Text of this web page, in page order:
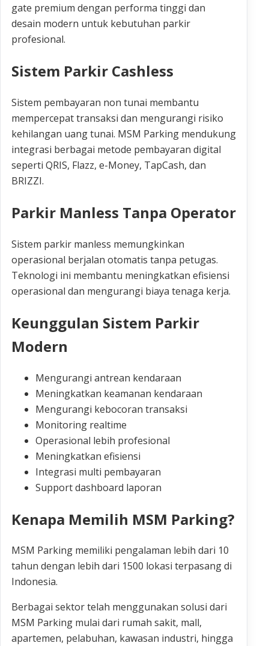
gate premium dengan performa tinggi dan
desain modern untuk kebutuhan parkir
profesional.
Sistem Parkir Cashless
Sistem pembayaran non tunai membantu
mempercepat transaksi dan mengurangi risiko
kehilangan uang tunai. MSM Parking mendukung
integrasi berbagai metode pembayaran digital
seperti QRIS, Flazz, e-Money, TapCash, dan
BRIZZI.
Parkir Manless Tanpa Operator
Sistem parkir manless memungkinkan
operasional berjalan otomatis tanpa petugas.
Teknologi ini membantu meningkatkan efisiensi
operasional dan mengurangi biaya tenaga kerja.
Keunggulan Sistem Parkir
Modern
Mengurangi antrean kendaraan
Meningkatkan keamanan kendaraan
Mengurangi kebocoran transaksi
Monitoring realtime
Operasional lebih profesional
Meningkatkan efisiensi
Integrasi multi pembayaran
Support dashboard laporan
Kenapa Memilih MSM Parking?
MSM Parking memiliki pengalaman lebih dari 10
tahun dengan lebih dari 1500 lokasi terpasang di
Indonesia.
Berbagai sektor telah menggunakan solusi dari
MSM Parking mulai dari rumah sakit, mall,
apartemen, pelabuhan, kawasan industri, hingga